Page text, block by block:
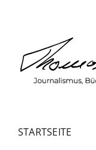
springen
STARTSEITE